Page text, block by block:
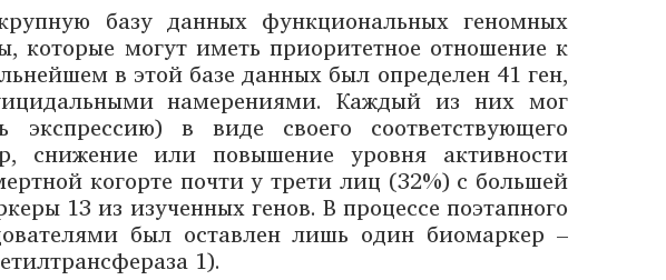
базу данных функциональных геномных
которые могут иметь приоритетное отношение к
в этой базе данных был определен 41 ген,
намерениями. Каждый из них мог
экспрессию) в виде своего соответствующего
снижение или повышение уровня активности
когорте почти у трети лиц (32%) с большей
13 из изученных генов. В процессе поэтапного
был оставлен лишь один биомаркер –
1).